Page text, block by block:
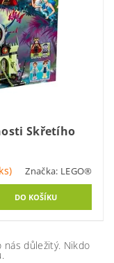
Skřetího
Značka: LEGO®
nás důležitý. Nikdo